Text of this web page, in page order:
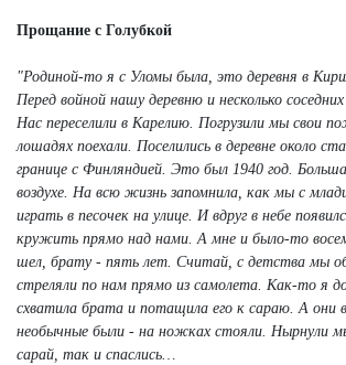
Прощание с Голубкой
"Родиной-то я с Уломы была, это деревня в
Перед войной нашу деревню и несколько
Нас переселили в Карелию. Погрузили мы свои
лошадях поехали. Поселились в деревне около
границе с Финляндией. Это был 1940 год.
воздухе. На всю жизнь запомнила, как мы с
играть в песочек на улице. И вдруг в небе
кружить прямо над нами. А мне и было-то
шел, брату - пять лет. Считай, с детства мы
стреляли по нам прямо из самолета. Как-то я
схватила брата и потащила его к сараю. А они
необычные были - на ножках стояли. Нырнули
сарай, так и спаслись…